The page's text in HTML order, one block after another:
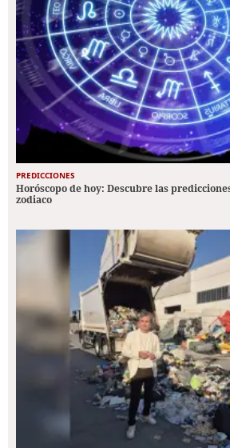
PREDICCIONES
Horóscopo de hoy: Descubre las
zodiaco